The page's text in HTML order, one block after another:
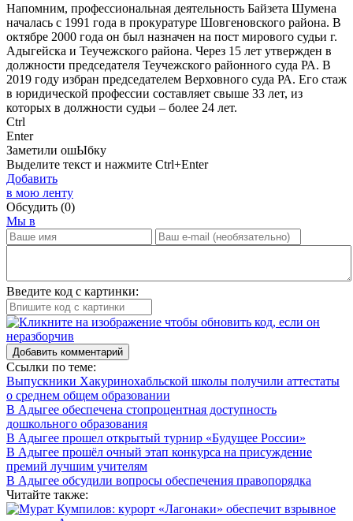
Напомним, профессиональная деятельность Байзета Шумена
началась с 1991 года в прокуратуре Шовгеновского района. В
октябре 2000 года он был назначен на пост мирового судьи г.
Адыгейска и Теучежского района. Через 15 лет утвержден в
должности председателя Теучежского районного суда РА. В
2019 году избран председателем Верховного суда РА. Его стаж
в юридической профессии составляет свыше 33 лет, из
которых в должности судьи – более 24 лет.
Ctrl
Enter
Заметили ошЫбку
Выделите текст и нажмите Ctrl+Enter
Добавить
в мою ленту
Обсудить (0)
Мы в
Введите код с картинки:
Добавить комментарий
Ссылки по теме:
Выпускники Хакуринохабльской школы получили аттестаты
о среднем общем образовании
В Адыгее обеспечена стопроцентная доступность
дошкольного образования
В Адыгее прошел открытый турнир «Будущее России»
В Адыгее прошёл очный этап конкурса на присуждение
премий лучшим учителям
В Адыгее обсудили вопросы обеспечения правопорядка
Читайте также: